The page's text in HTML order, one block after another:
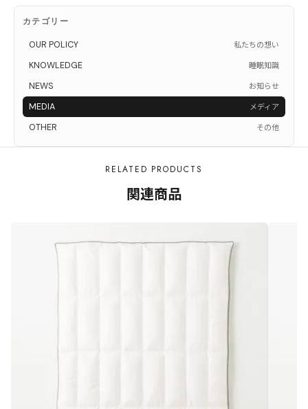
カテゴリー
OUR POLICY 私たちの想い
KNOWLEDGE 睡眠知識
NEWS お知らせ
MEDIA メディア
OTHER その他
RELATED PRODUCTS
関連商品